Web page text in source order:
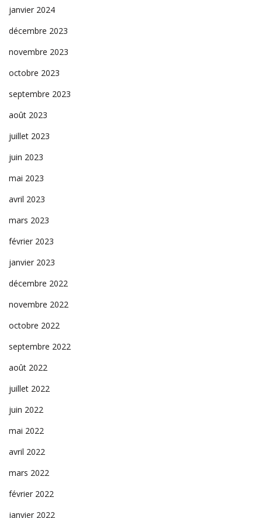
janvier 2024
décembre 2023
novembre 2023
octobre 2023
septembre 2023
août 2023
juillet 2023
juin 2023
mai 2023
avril 2023
mars 2023
février 2023
janvier 2023
décembre 2022
novembre 2022
octobre 2022
septembre 2022
août 2022
juillet 2022
juin 2022
mai 2022
avril 2022
mars 2022
février 2022
janvier 2022